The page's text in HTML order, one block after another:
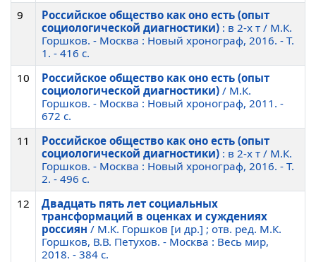
9
Российское общество как оно есть (опыт
социологической диагностики) : в 2-х т / М.К.
Горшков. - Москва : Новый хронограф, 2016. - Т.
1. - 416 c.
10
Российское общество как оно есть (опыт
социологической диагностики) / М.К.
Горшков. - Москва : Новый хронограф, 2011. -
672 c.
11
Российское общество как оно есть (опыт
социологической диагностики) : в 2-х т / М.К.
Горшков. - Москва : Новый хронограф, 2016. - Т.
2. - 496 c.
12
Двадцать пять лет социальных
трансформаций в оценках и суждениях
россиян / М.К. Горшков [и др.] ; отв. ред. М.К.
Горшков, В.В. Петухов. - Москва : Весь мир,
2018. - 384 c.